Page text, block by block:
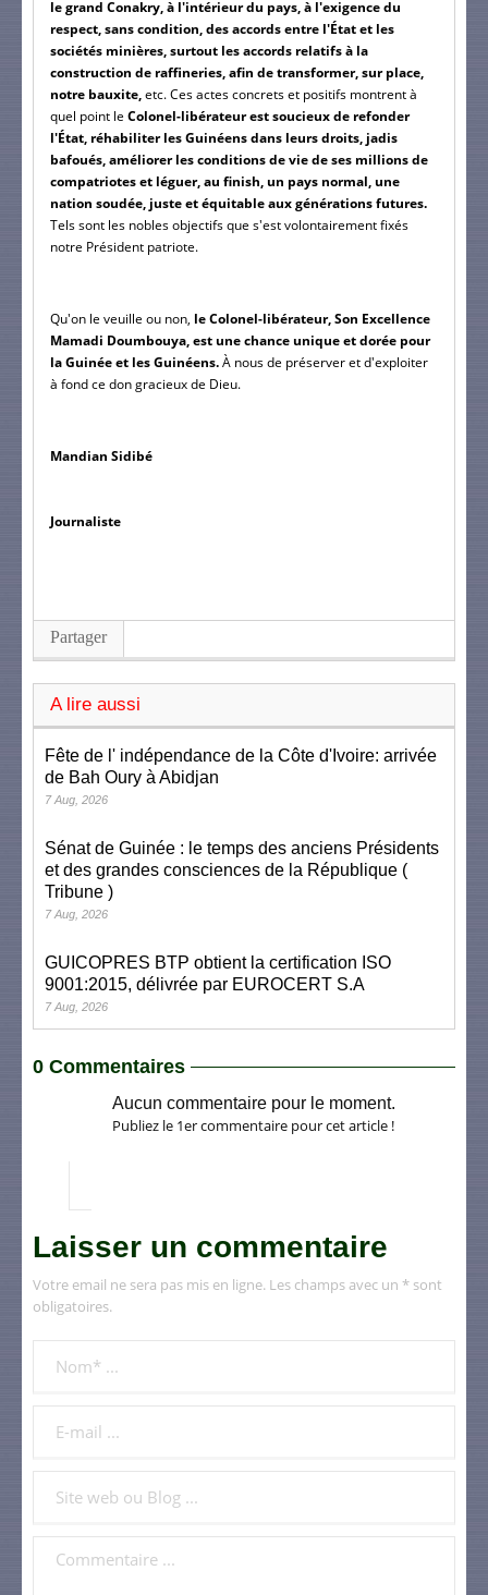
le grand Conakry, à l'intérieur du pays, à l'exigence du
respect, sans condition, des accords entre l'État et les
sociétés minières, surtout les accords relatifs à la
construction de raffineries, afin de transformer, sur place,
notre bauxite, etc. Ces actes concrets et positifs montrent à
quel point le Colonel-libérateur est soucieux de refonder
l'État, réhabiliter les Guinéens dans leurs droits, jadis
bafoués, améliorer les conditions de vie de ses millions de
compatriotes et léguer, au finish, un pays normal, une
nation soudée, juste et équitable aux générations futures.
Tels sont les nobles objectifs que s'est volontairement fixés
notre Président patriote.
Qu'on le veuille ou non, le Colonel-libérateur, Son Excellence
Mamadi Doumbouya, est une chance unique et dorée pour
la Guinée et les Guinéens. À nous de préserver et d'exploiter
à fond ce don gracieux de Dieu.
Mandian Sidibé
Journaliste
Partager
A lire aussi
Fête de l' indépendance de la Côte d'Ivoire: arrivée
de Bah Oury à Abidjan
7 Aug, 2026
Sénat de Guinée : le temps des anciens Présidents
et des grandes consciences de la République (
Tribune )
7 Aug, 2026
GUICOPRES BTP obtient la certification ISO
9001:2015, délivrée par EUROCERT S.A
7 Aug, 2026
0 Commentaires
Aucun commentaire pour le moment.
Publiez le 1er commentaire pour cet article !
Laisser un commentaire
Votre email ne sera pas mis en ligne. Les champs avec un * sont
obligatoires.